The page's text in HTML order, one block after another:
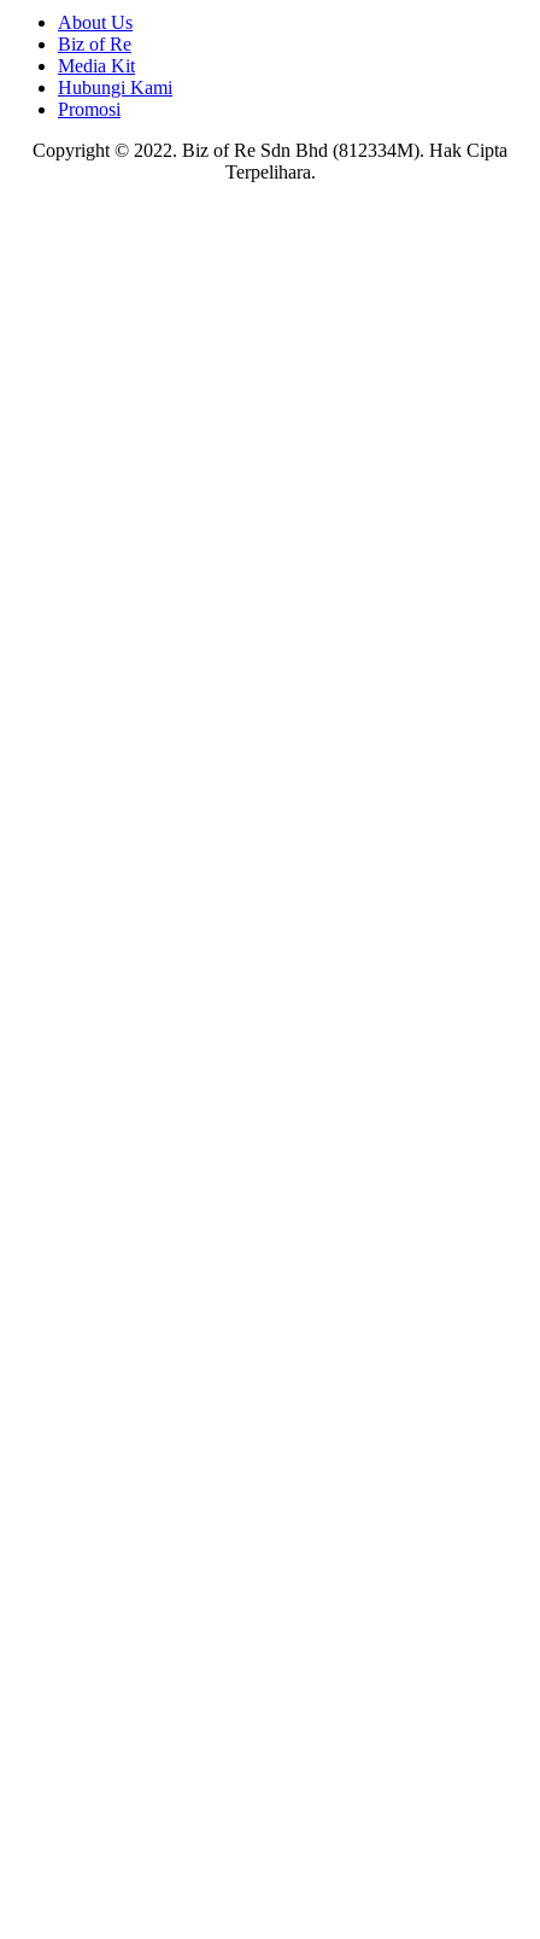
About Us
Biz of Re
Media Kit
Hubungi Kami
Promosi
Copyright © 2022. Biz of Re Sdn Bhd (812334M). Hak Cipta
Terpelihara.